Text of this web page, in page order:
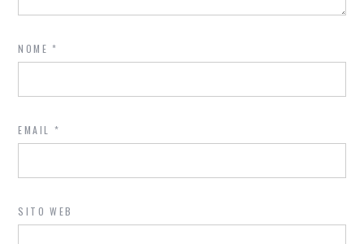
NOME*
EMAIL *
SITO WEB